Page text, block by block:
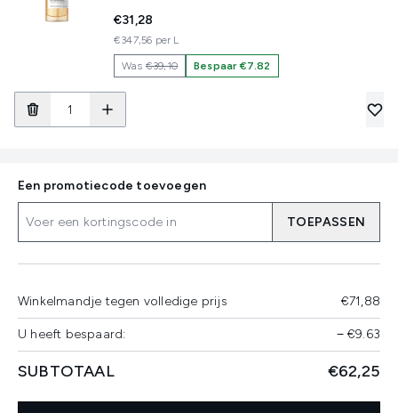
€31,28
€347,56 per L
Was€39,10 Bespaar €7.82
Een promotiecode toevoegen
TOEPASSEN
Winkelmandje tegen volledige prijs €71,88
U heeft bespaard: −€9.63
SUBTOTAAL €62,25